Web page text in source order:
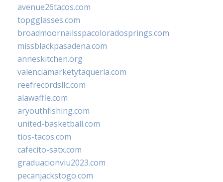
avenue26tacos.com
topgglasses.com
broadmoornailsspacoloradosprings.com
missblackpasadena.com
anneskitchen.org
valenciamarketytaqueria.com
reefrecordsllc.com
alawaffle.com
aryouthfishing.com
united-basketball.com
tios-tacos.com
cafecito-satx.com
graduacionviu2023.com
pecanjackstogo.com